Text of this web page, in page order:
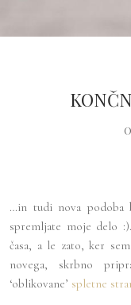
…in tudi nova
spremljate moje delo
časa, a le zato, ker
novega, skrbno
‘oblikovane’ spletne